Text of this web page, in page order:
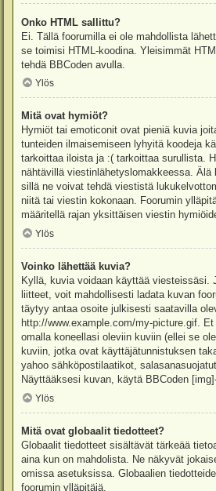
Onko HTML sallittu?
Ei. Tällä foorumilla ei ole mahdollista
se toimisi HTML-koodina. Yleisimmät
tehdä BBCoden avulla.
Ylös
Mitä ovat hymiöt?
Hymiöt tai emoticonit ovat pieniä kuvia
tunteiden ilmaisemiseen lyhyitä koodeja
tarkoittaa iloista ja :( tarkoittaa surullista.
nähtävillä viestinlähetyslomakkeessa. Älä
sillä ne voivat tehdä viestistä
niitä tai viestin kokonaan. Foorumin
määritellä rajan yksittäisen viestin
Ylös
Voinko lähettää kuvia?
Kyllä, kuvia voidaan käyttää viesteissäsi.
liitteet, voit mahdollisesti ladata kuvan
täytyy antaa osoite julkisesti saatavilla
http://www.example.com/my-picture.gif.
omalla koneellasi oleviin kuviin (ellei se
kuviin, jotka ovat käyttäjätunnistuksen
yahoo sähköpostilaatikot,
Näyttääksesi kuvan, käytä BBCoden
Ylös
Mitä ovat globaalit tiedotteet?
Globaalit tiedotteet sisältävät tärkeää
aina kun on mahdolista. Ne näkyvät
omissa asetuksissa. Globaalien
foorumin ylläpitäjä.